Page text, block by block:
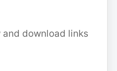
download links